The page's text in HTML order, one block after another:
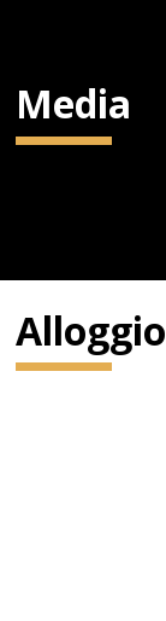
Media
Alloggio